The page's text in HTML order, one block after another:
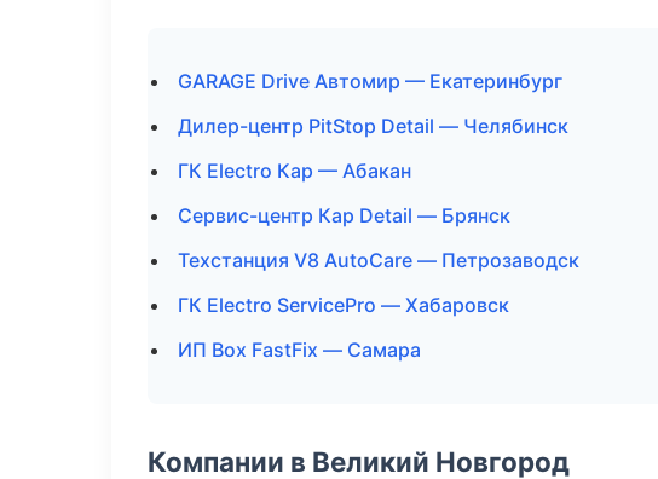
GARAGE Drive Автомир — Екатеринбург
Дилер-центр PitStop Detail — Челябинск
ГК Electro Кар — Абакан
Сервис-центр Кар Detail — Брянск
Техстанция V8 AutoCare — Петрозаводск
ГК Electro ServicePro — Хабаровск
ИП Box FastFix — Самара
Компании в Великий Новгород